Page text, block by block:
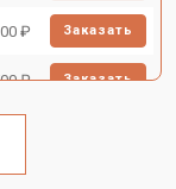
₽ Заказать
₽ Заказать
₽